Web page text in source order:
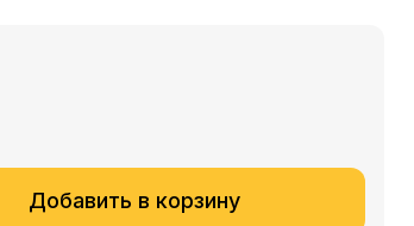
Добавить в корзину